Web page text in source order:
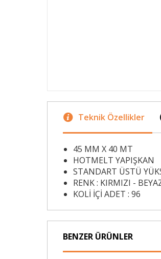
Teknik Özellikler
45 MM X 40 MT
HOTMELT YAPIŞKAN
STANDART ÜSTÜ
RENK : KIRMIZI -
KOLİ İÇİ ADET : 96
BENZER ÜRÜNLER